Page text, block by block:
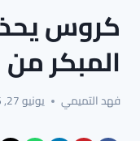
كروس
المبكر
فهد التميمي يونيو 27, 2026